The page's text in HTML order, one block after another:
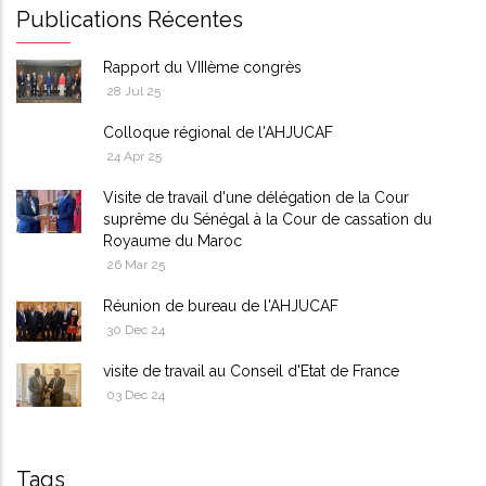
Publications Récentes
Rapport du VIIIème congrès
28 Jul 25
Colloque régional de l'AHJUCAF
24 Apr 25
Visite de travail d'une délégation de la Cour
suprême du Sénégal à la Cour de cassation du
Royaume du Maroc
26 Mar 25
Réunion de bureau de l'AHJUCAF
30 Dec 24
visite de travail au Conseil d'Etat de France
03 Dec 24
Tags